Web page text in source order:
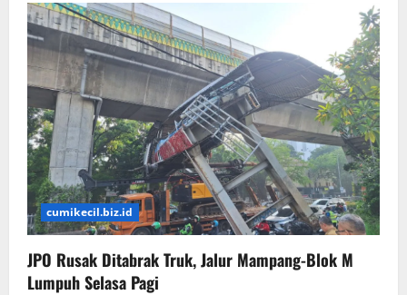
Santika
Premiere
Bintaro
Hadirkan
Promo
Mid-
Year
Escape,
Staycation
Nyaman
dengan
Beragam
Benefit
Eksklusif
cumikecil.biz.id
JPO Rusak Ditabrak Truk, Jalur Mampang-Blok M
Lumpuh Selasa Pagi